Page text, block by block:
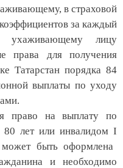
в страховой
за каждый
ухаживающему лицу
права для получения
Татарстан порядка 84
выплаты по уходу
право на выплату по
лет или инвалидом I
быть оформлена
и необходимо